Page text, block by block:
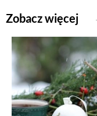
Zobacz więcej